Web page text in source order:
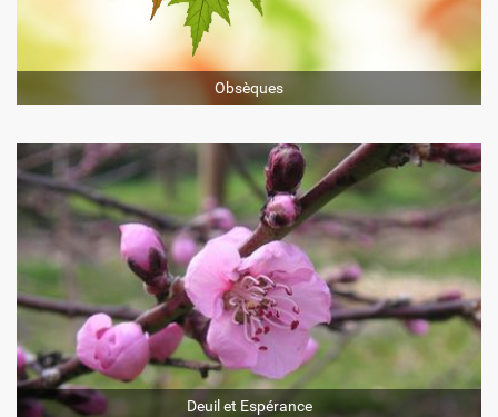
Obsèques
Deuil et Espérance